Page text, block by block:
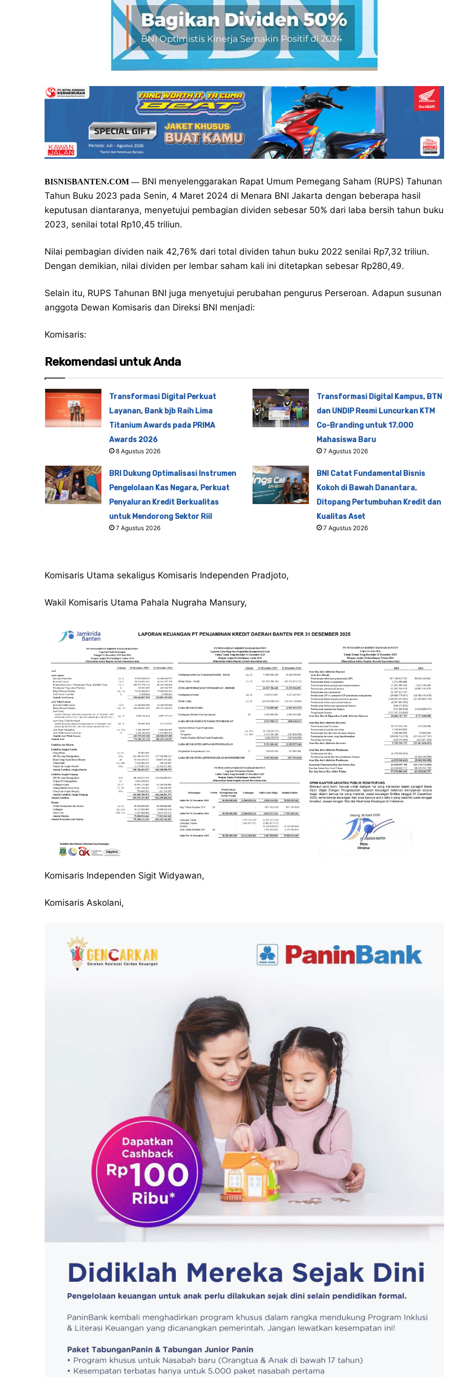
BISNISBANTEN.COM—BNI menyelenggarakan Rapat Umum Pemegang Saham (RUPS) Tahunan
Tahun Buku 2023 pada Senin, 4 Maret 2024 di Menara BNI Jakarta dengan beberapa hasil
keputusan diantaranya, menyetujui pembagian dividen sebesar 50% dari laba bersih tahun buku
2023, senilai total Rp10,45 triliun.
Nilai pembagian dividen naik 42,76% dari total dividen tahun buku 2022 senilai Rp7,32 triliun.
Dengan demikian, nilai dividen per lembar saham kali ini ditetapkan sebesar Rp280,49.
Selain itu, RUPS Tahunan BNI juga menyetujui perubahan pengurus Perseroan. Adapun susunan
anggota Dewan Komisaris dan Direksi BNI menjadi:
Komisaris:
Rekomendasi untuk Anda
Transformasi Digital Perkuat
Layanan, Bank bjb Raih Lima
Titanium Awards pada PRIMA
Awards 2026
8 Agustus 2026
Transformasi Digital Kampus, BTN
dan UNDIP Resmi Luncurkan KTM
Co-Branding untuk 17.000
Mahasiswa Baru
7 Agustus 2026
BRI Dukung Optimalisasi Instrumen
Pengelolaan Kas Negara, Perkuat
Penyaluran Kredit Berkualitas
untuk Mendorong Sektor Riil
7 Agustus 2026
BNI Catat Fundamental Bisnis
Kokoh di Bawah Danantara,
Ditopang Pertumbuhan Kredit dan
Kualitas Aset
7 Agustus 2026
Komisaris Utama sekaligus Komisaris Independen Pradjoto,
Wakil Komisaris Utama Pahala Nugraha Mansury,
Komisaris Independen Sigit Widyawan,
Komisaris Askolani,